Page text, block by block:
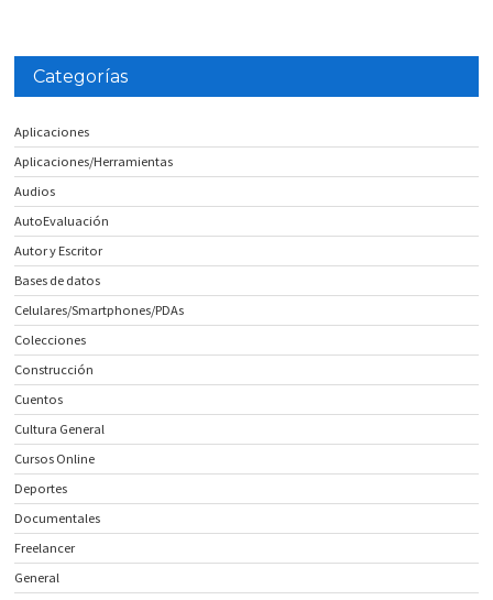
Categorías
Aplicaciones
Aplicaciones/Herramientas
Audios
AutoEvaluación
Autor y Escritor
Bases de datos
Celulares/Smartphones/PDAs
Colecciones
Construcción
Cuentos
Cultura General
Cursos Online
Deportes
Documentales
Freelancer
General